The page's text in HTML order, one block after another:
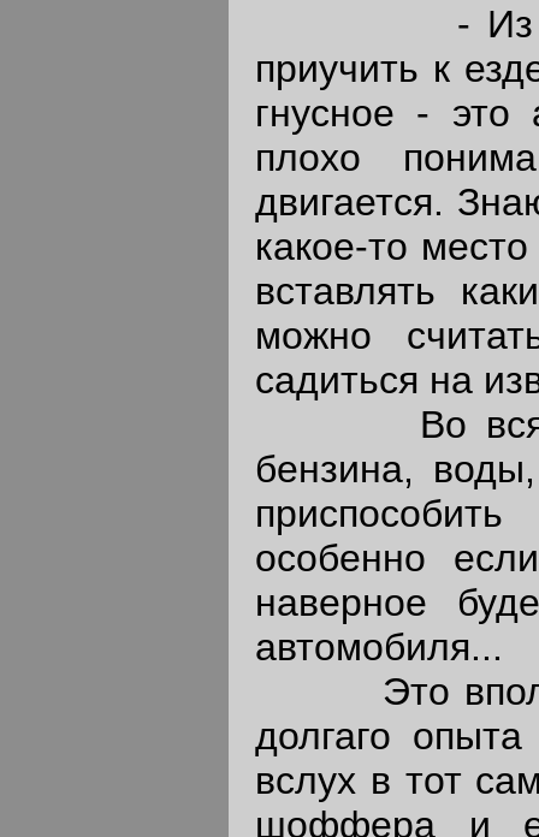
- Из всех
приучить к
гнусное -
плохо
двигается.
какое-то
вставлять
можно
садиться на
Во всяком
бензина,
особенно
наверное
автомобиля...
Это вполне
долгаго
вслух в тот
шоффера и